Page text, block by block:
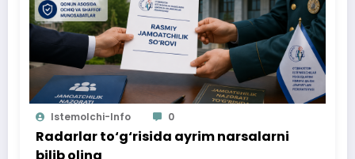
Istemolchi-Info 0
Radarlar to‘g‘risida ayrim narsalarni